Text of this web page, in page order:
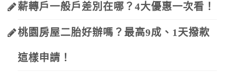
薪轉戶一般戶差別在哪？4大優惠一次看！
桃園房屋二胎好辦嗎？最高9成、1天撥款
這樣申請！